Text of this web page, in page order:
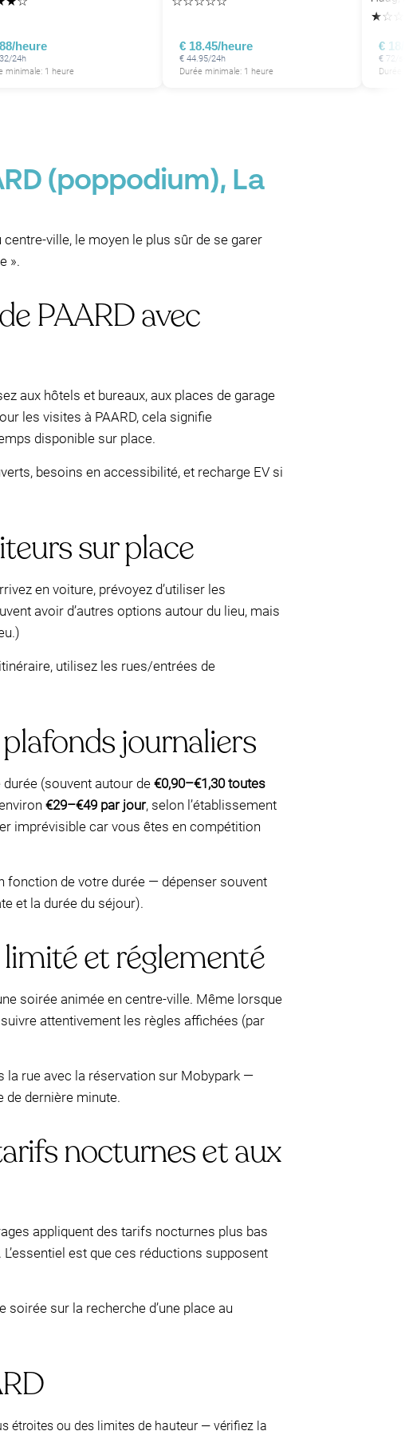
heure
24h
minimale: 1 heure
€ 18.45/heure
€ 44.95/24h
Durée minimale: 1 heure
★☆
€
€ 72/
Durée
(poppodium), La
centre-ville, le moyen le plus sûr de se garer
».
PAARD avec
aux hôtels et bureaux, aux places de garage
les visites à PAARD, cela signifie
disponible sur place.
besoins en accessibilité, et recharge EV si
sur place
en voiture, prévoyez d’utiliser les
avoir d’autres options autour du lieu, mais
utilisez les rues/entrées de
journaliers
(souvent autour de €0,90–€1,30 toutes
€29–€49 par jour, selon l’établissement
imprévisible car vous êtes en compétition
fonction de votre durée — dépenser souvent
et la durée du séjour).
et réglementé
soirée animée en centre-ville. Même lorsque
attentivement les règles affichées (par
la rue avec la réservation sur Mobypark —
de dernière minute.
nocturnes et aux
appliquent des tarifs nocturnes plus bas
L’essentiel est que ces réductions supposent
sur la recherche d’une place au
étroites ou des limites de hauteur — vérifiez la